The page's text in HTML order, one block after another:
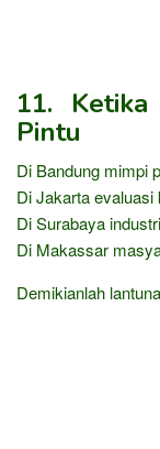
11.
Pintu
Di Bandung mimpi
Di Jakarta evaluasi
Di Surabaya
Di Makassar
Demikianlah